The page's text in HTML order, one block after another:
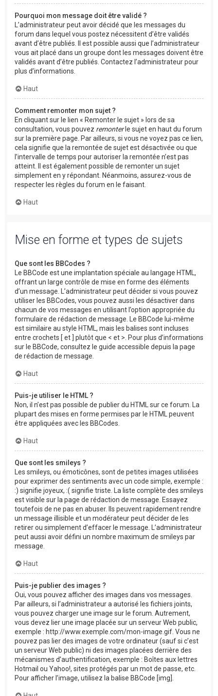
Pourquoi mon message doit être validé ?
L’administrateur peut avoir décidé que les messages du
forum dans lequel vous postez nécessitent d’être validés
avant d’être publiés. Il est possible aussi que l’administrateur
vous ait placé dans un groupe dont les messages doivent être
validés avant d’être publiés. Contactez l’administrateur pour
plus d’informations.
Haut
Comment remonter mon sujet ?
En cliquant sur le lien « Remonter le sujet » lors de sa
consultation, vous pouvez remonterle sujet en haut du forum
sur la première page. Par ailleurs, si vous ne voyez pas ce lien,
cela signifie que la remontée de sujet est désactivée ou que
l’intervalle de temps pour autoriser la remontée n’est pas
atteint. Il est également possible de remonter un sujet
simplement en y répondant. Néanmoins, assurez-vous de
respecter les règles du forum en le faisant.
Haut
Mise en forme et types de sujets
Que sont les BBCodes ?
Le BBCode est une implantation spéciale au langage HTML,
offrant un large contrôle de mise en forme des éléments
d’un message. L’administrateur peut décider si vous pouvez
utiliser les BBCodes, vous pouvez aussi les désactiver dans
chacun de vos messages en utilisant l’option appropriée du
formulaire de rédaction de message. Le BBCode lui-même
est similaire au style HTML, mais les balises sont incluses
entre crochets [ et ] plutôt que < et >. Pour plus d’informations
sur le BBCode, consultez le guide accessible depuis la page
de rédaction de message.
Haut
Puis-je utiliser le HTML ?
Non, il n’est pas possible de publier du HTML sur ce forum. La
plupart des mises en forme permises par le HTML peuvent
être appliquées avec les BBCodes.
Haut
Que sont les smileys ?
Les smileys, ou émoticônes, sont de petites images utilisées
pour exprimer des sentiments avec un code simple, exemple :
:) signifie joyeux, :( signifie triste. La liste complète des smileys
est visible sur la page de rédaction de message. Essayez
toutefois de ne pas en abuser. Ils peuvent rapidement rendre
un message illisible et un modérateur peut décider de les
retirer ou simplement d’effacer le message. L’administrateur
peut aussi avoir défini un nombre maximum de smileys par
message.
Haut
Puis-je publier des images ?
Oui, vous pouvez afficher des images dans vos messages.
Par ailleurs, si l’administrateur a autorisé les fichiers joints,
vous pouvez charger une image sur le forum. Autrement,
vous devez lier une image placée sur un serveur Web public,
exemple : http://www.exemple.com/mon-image.gif. Vous ne
pouvez pas lier des images de votre ordinateur (sauf si c’est
un serveur Web public) ni des images placées derrière des
mécanismes d’authentification, exemple : Boîtes aux lettres
Hotmail ou Yahoo!, sites protégés par un mot de passe, etc.
Pour afficher l’image, utilisez la balise BBCode [img].